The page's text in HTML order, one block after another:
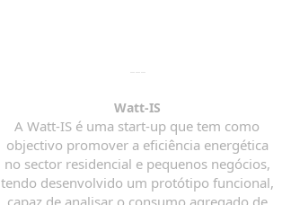
Watt-IS
A Watt-IS é uma start-up que tem como
objectivo promover a eficiência energética
no sector residencial e pequenos negócios,
tendo desenvolvido um protótipo funcional,